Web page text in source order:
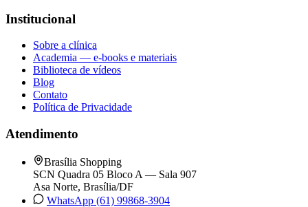
Institucional
Sobre a clínica
Academia — e-books e materiais
Biblioteca de vídeos
Blog
Contato
Política de Privacidade
Atendimento
Brasília Shopping
SCN Quadra 05 Bloco A — Sala 907
Asa Norte, Brasília/DF
WhatsApp (61) 99868-3904